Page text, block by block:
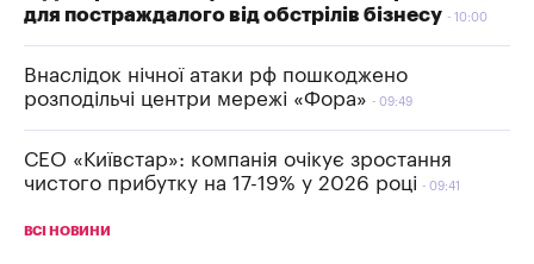
для постраждалого від обстрілів бізнесу
10:00
Внаслідок нічної атаки рф пошкоджено
розподільчі центри мережі «Фора»
09:49
СЕО «Київстар»: компанія очікує зростання
чистого прибутку на 17-19% у 2026 році
09:41
ВСІ НОВИНИ